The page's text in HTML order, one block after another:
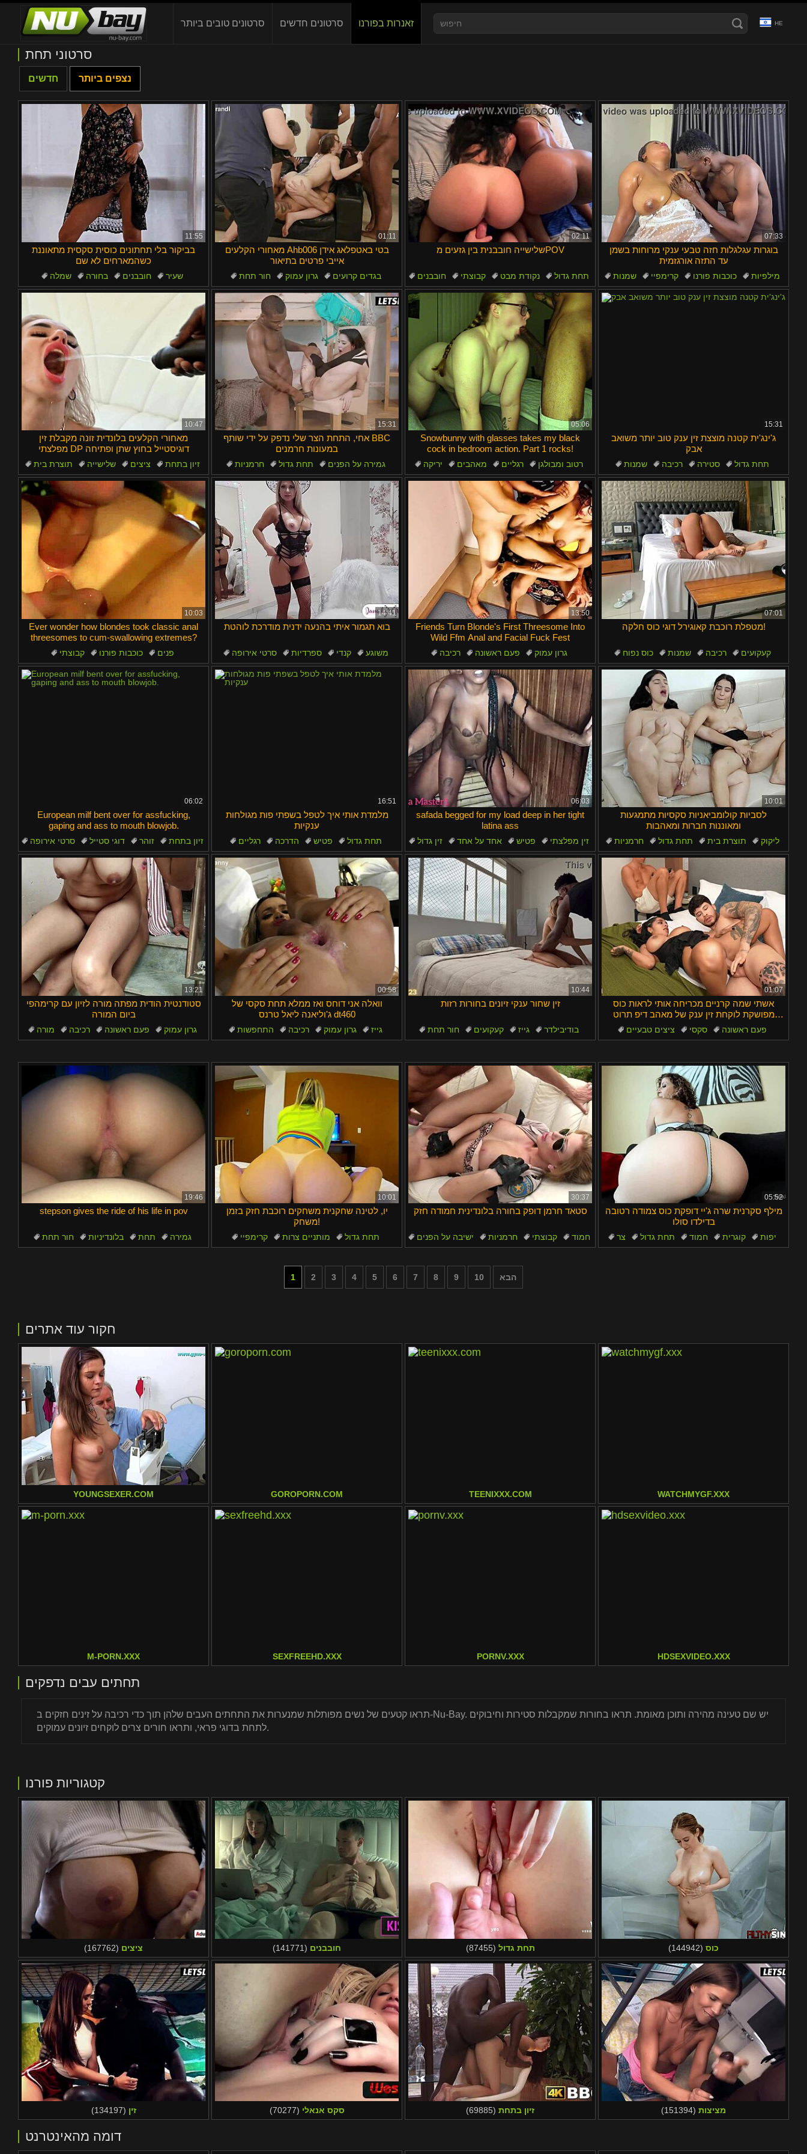
סרטונים טובים ביותר סרטונים חדשים זאנרות בפורנו HE
Deutsch
Српски
Norsk
ภาษาไทย
한국어
汉语
Suomi
Bahasa Melayu
الع َر َب ِية.
Bahasa Indonesia
Italiano
Русский
Español
English
日本語
ह िन ्द ी
Türkçe
Български
Dansk
סרטוני תחת
חדשים נצפים ביותר
11:55
בביקור בלי תחתונים כוסית סקסית מתאוננת
כשהמארחים לא שם
שמלה בחורה חובבנים
שעיר
מותניים צרות
01:11
מאחורי הקלעים Ahb006 בטי באטפלאג אידן
אייבי פרטים בתיאור
חור תחת גרון עמוק
בגדים קרועים
מילפיות
זיונים חזקים
02:11
שלישייה חובבנית בין גזעים מPOV
חובבנים קבוצתי נקודת מבט
תחת גדול
דוגי סטייל
07:33
בוגרות עגלגלות חזה טבעי ענקי מרוחות בשמן
עד התזה אורגזמית
שמנות קרימפיי כוכבות פורנו
מילפיות
משומן
10:47
מאחורי הקלעים בלונדית זונה מקבלת זין
מפלצתי DP דוגיסטייל בחוץ שתן ופתיחה
תוצרת בית שלישייה ציצים
זיון בתחת
פעירה
15:31
אחי, התחת הצר שלי נדפק על ידי שותף BBC
במעונות חרמנים
חרמניות תחת גדול
גמירה על הפנים
שותף לדירה
גמירה
05:06
Snowbunny with glasses takes my black
cock in bedroom action. Part 1 rocks!
יריקה מאהבים רגליים
רטוב ומבולגן
כוס
15:31
ג'ינג'ית קטנה מוצצת זין ענק טוב יותר משואב
אבק
שמנות רכיבה סטירה
תחת גדול
גרון עמוק
10:03
Ever wonder how blondes took classic anal
threesomes to cum-swallowing extremes?
קבוצתי כוכבות פורנו
פנים
ארוחת צהריים נוזלית
אצבעות
14:41
בוא תגמור איתי בהנעה ידנית מודרכת לוהטת
סרטי אירופה ספרדיות קנדי
משוגע
תחת
13:50
Friends Turn Blonde's First Threesome Into
Wild Ffm Anal and Facial Fuck Fest
רכיבה פעם ראשונה
גרון עמוק
תוצרת בית
סקסי
07:01
מטפלת רוכבת קאוגירל דוגי כוס חלקה!
כוס נפוח שמנות רכיבה
קעקועים
תשוקה
06:02
European milf bent over for assfucking,
gaping and ass to mouth blowjob.
סרטי אירופה דוגי סטייל זוהר
זיון בתחת
תחת
16:51
מלמדת אותי איך לטפל בשפתי פות מגולחות
ענקיות
רגליים הדרכה פטיש
תחת גדול
סבתא
06:03
safada begged for my load deep in her tight
latina ass
זין גדול אחד על אחד פטיש
זין מפלצתי
אורגזמה
10:01
לסביות קולומביאניות סקסיות מתמגעות
ומאוננות חברות ומאהבות
חרמניות תחת גדול תוצרת בית
ליקוק
צלילה למוף
13:21
סטודנטית הודית מפתה מורה לזיון עם קרימהפי
ביום המורה
מורה רכיבה פעם ראשונה
גרון עמוק
תוצרת בית
00:58
וואלה אני דוחס ואז ממלא תחת סקסי של
ג'וליאנה ליאל טרנס dt460
התחפשות רכיבה גרון עמוק
גייז
ליקוק
10:44
זין שחור ענקי זיונים בחורות רזות
חור תחת קעקועים גייז
בודיבילדר
מתגרה
01:07
אשתי שמה קרניים מכריחה אותי לראות כוס
מפושקת לוקחת זין ענק של מאהב דיפ תרוט
ציצים טבעיים סקסי
פעם ראשונה
תחת גדול
גרון עמוק
19:46
stepson gives the ride of his life in pov
חור תחת בלונדיניות תחת
גמירה
10:01
יו, לטינה שחקנית משחקים רוכבת חזק בזמן
משחק!
קרימפיי מותניים צרות
תחת גדול
30:37
סטאד חרמן דופק בחורה בלונדינית חמודה חזק
ישיבה על הפנים חרמניות קבוצתי
חמוד
05:52
מילף סקרנית שרה ג'יי דופקת כוס צמודה רטובה
בדילדו סולו
צר תחת גדול חמוד קוגרית יפות
1 2 3 4 5 6 7 8 9 10 הבא
חקור עוד אתרים
YOUNGSEXER.COM GOROPORN.COM TEENIXXX.COM WATCHMYGF.XXX
M-PORN.XXX SEXFREEHD.XXX PORNV.XXX HDSEXVIDEO.XXX
תחתים עבים נדפקים
תראו קטעים של נשים מפותלות שמנערות את התחתים העבים שלהן תוך כדי רכיבה על זינים חזקים ב-Nu-Bay. יש שם טעינה מהירה ותוכן מאומת. תראו בחורות שמקבלות סטירות וחיבוקים
לתחת בדוגי פראי, ותראו חורים צרים לוקחים זיונים עמוקים.
קטגוריות פורנו
ציצים (167762) חובבנים (141771) תחת גדול (87455) כוס (144942)
זין (134197) סקס אנאלי (70277) זיון בתחת (69885) מציצות (151394)
דומה מהאינטרנט